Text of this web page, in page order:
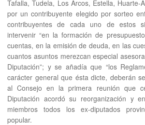
Tafalla, Tudela, Los Arcos, Estella, Huarte-
por un contribuyente elegido por sorteo
contribuyentes de cada uno de estos
intervenir “en la formación de
cuentas, en la emisión de deuda, en las
cuantos asuntos merezcan especial
Diputación”; y se añadía que “los
carácter general que ésta dicte, deberán
al Consejo en la primera reunión que
Diputación acordó su reorganización y
miembros todos los ex-diputados
popular.